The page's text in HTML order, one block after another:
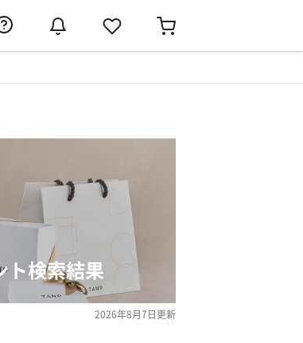
ト検索結果
2026年8月7日更新